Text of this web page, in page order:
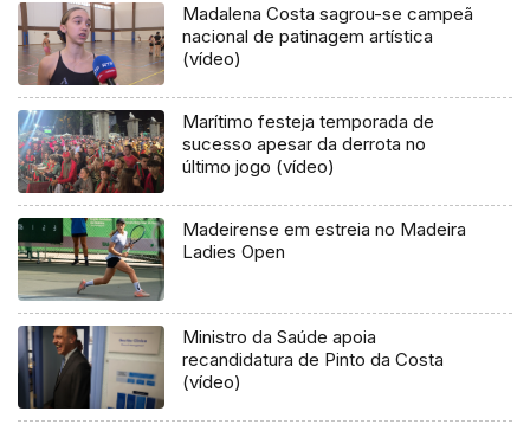
Madalena Costa sagrou-se campeã
nacional de patinagem artística
(vídeo)
Marítimo festeja temporada de
sucesso apesar da derrota no
último jogo (vídeo)
Madeirense em estreia no Madeira
Ladies Open
Ministro da Saúde apoia
recandidatura de Pinto da Costa
(vídeo)